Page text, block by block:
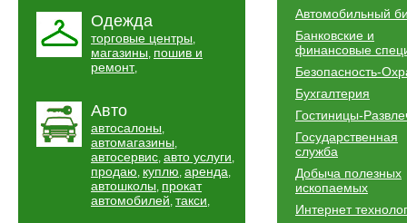
Одежда
торговые центры,
магазины, пошив и
ремонт,
Авто
автосалоны,
автомагазины,
автосервис, авто услуги,
продаю, куплю, аренда,
автошколы, прокат
автомобилей, такси,
Автомобильный
Банковские и
финансовые
Безопасность-
Бухгалтерия
Гостиницы-
Государственная
служба
Добыча полезных
ископаемых
Интернет